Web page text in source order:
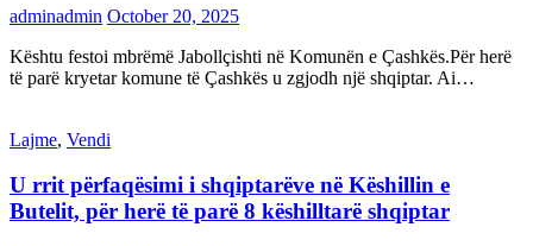
adminadmin October 20, 2025
Kështu festoi mbrëmë Jabollçishti në Komunën e Çashkës.Për herë
të parë kryetar komune të Çashkës u zgjodh një shqiptar. Ai…
Lajme, Vendi
U rrit përfaqësimi i shqiptarëve në Këshillin e
Butelit, për herë të parë 8 këshilltarë shqiptar